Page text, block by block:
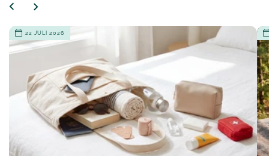
22 JULI 2026